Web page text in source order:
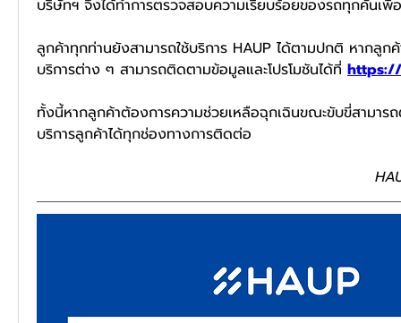
บริษัทฯ จึงได้ทำการตรวจสอบความเรียบร้อยของรถทุกคันเพื่
ลูกค้าทุกท่านยังสามารถใช้บริการ HAUP ได้ตามปกติ หากลูก
บริการต่าง ๆ สามารถติดตามข้อมูลและโปรโมชันได้ที่ https://
ทั้งนี้หากลูกค้าต้องการความช่วยเหลือฉุกเฉินขณะขับขี่สามาร
บริการลูกค้าได้ทุกช่องทางการติดต่อ